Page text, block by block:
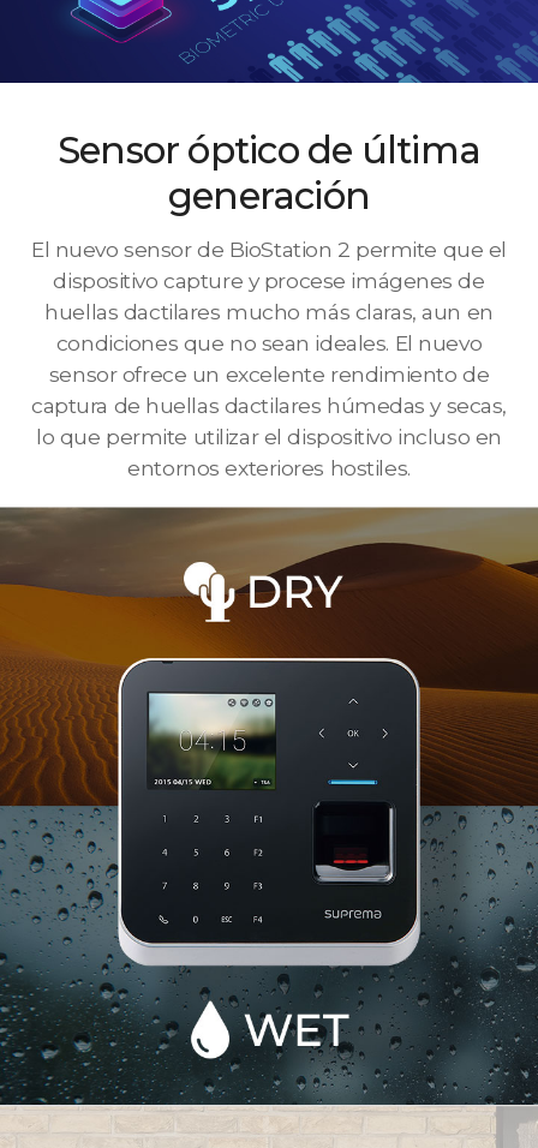
Sensor óptico de última
generación
El nuevo sensor de BioStation 2 permite que el
dispositivo capture y procese imágenes de
huellas dactilares mucho más claras, aun en
condiciones que no sean ideales. El nuevo
sensor ofrece un excelente rendimiento de
captura de huellas dactilares húmedas y secas,
lo que permite utilizar el dispositivo incluso en
entornos exteriores hostiles.